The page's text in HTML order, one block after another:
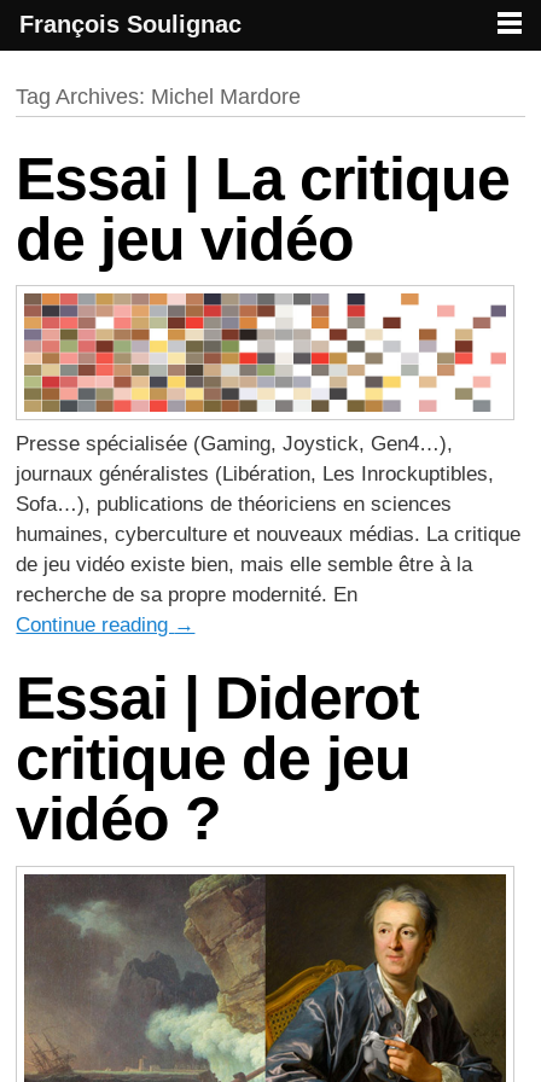
François Soulignac | Digital Creative
Tag Archives: Michel Mardore
Essai | La critique
de jeu vidéo
Presse spécialisée (Gaming, Joystick, Gen4…),
journaux généralistes (Libération, Les Inrockuptibles,
Sofa…), publications de théoriciens en sciences
humaines, cyberculture et nouveaux médias. La critique
de jeu vidéo existe bien, mais elle semble être à la
recherche de sa propre modernité. En
Continue reading →
Essai | Diderot
critique de jeu
vidéo ?
François Soulignac